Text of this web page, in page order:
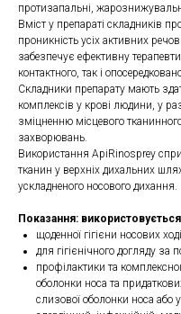
протизапальні,
Вміст у препараті складників
проникність усіх активних
забезпечує ефективну
контактного, так і
Складники препарату мають
комплексів у крові людини, у
зміцненню місцевого
захворювань.
Використання ApiRinosprey
тканин у верхніх дихальних
ускладненого носового дихання.
Показання:
щоденної гігієни носових
для гігієнічного догляду
профілактики та
оболонки носа та
слизової оболонки носа